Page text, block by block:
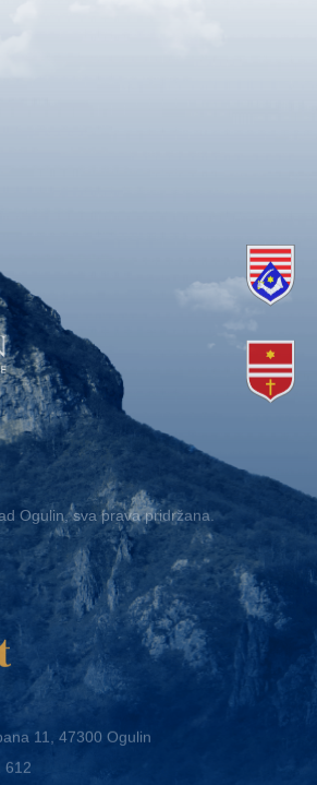
Ogulin, sva prava pridržana.
11, 47300 Ogulin
612
821